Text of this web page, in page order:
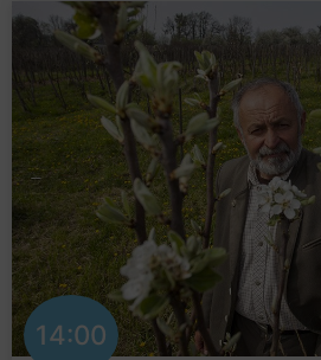
14:00